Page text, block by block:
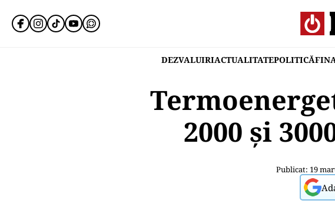
DEZVALUIRIACTUALITATEPOLITICĂ
2000 și
Publicat: 19